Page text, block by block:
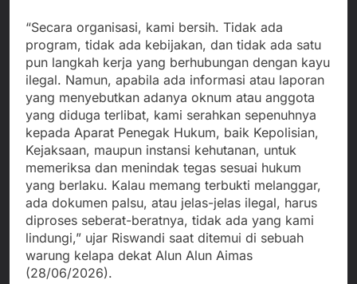
“Secara organisasi, kami bersih. Tidak ada
program, tidak ada kebijakan, dan tidak ada satu
pun langkah kerja yang berhubungan dengan kayu
ilegal. Namun, apabila ada informasi atau laporan
yang menyebutkan adanya oknum atau anggota
yang diduga terlibat, kami serahkan sepenuhnya
kepada Aparat Penegak Hukum, baik Kepolisian,
Kejaksaan, maupun instansi kehutanan, untuk
memeriksa dan menindak tegas sesuai hukum
yang berlaku. Kalau memang terbukti melanggar,
ada dokumen palsu, atau jelas-jelas ilegal, harus
diproses seberat-beratnya, tidak ada yang kami
lindungi,” ujar Riswandi saat ditemui di sebuah
warung kelapa dekat Alun Alun Aimas
(28/06/2026).